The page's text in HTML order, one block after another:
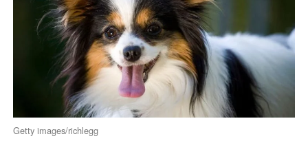
Getty images/richlegg